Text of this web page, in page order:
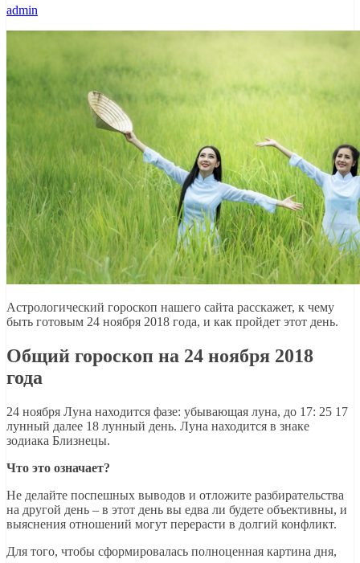
admin
Астрологический гороскоп нашего сайта расскажет, к чему
быть готовым 24 ноября 2018 года, и как пройдет этот день.
Общий гороскоп на 24 ноября 2018
года
24 ноября Луна находится фазе: убывающая луна, до 17: 25 17
лунный далее 18 лунный день. Луна находится в знаке
зодиака Близнецы.
Что это означает?
Не делайте поспешных выводов и отложите разбирательства
на другой день – в этот день вы едва ли будете объективны, и
выяснения отношений могут перерасти в долгий конфликт.
Для того, чтобы сформировалась полноценная картина дня,